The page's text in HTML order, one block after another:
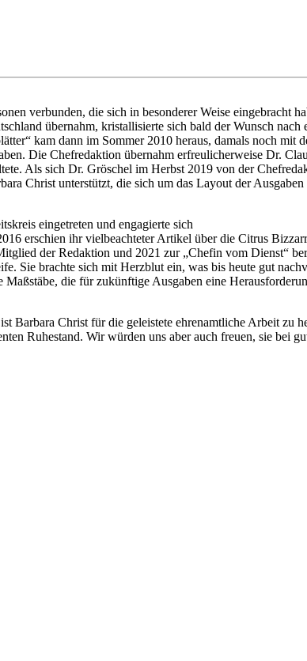
verbunden, die sich in besonderer Weise
übernahm, kristallisierte sich bald der Wunsch
kam dann im Sommer 2010 heraus, damals noch
Die Chefredaktion übernahm erfreulicherweise Dr.
Als sich Dr. Gröschel im Herbst 2019 von der
Christ unterstützt, die sich um das Layout der Ausgaben
eingetreten und engagierte sich
erschien ihr vielbeachteter Artikel über die Citrus
der Redaktion und 2021 zur „Chefin vom Dienst“
Sie brachte sich mit Herzblut ein, was bis heute gut
die für zukünftige Ausgaben eine
Barbara Christ für die geleistete ehrenamtliche Arbeit zu
Ruhestand. Wir würden uns aber auch freuen, sie bei